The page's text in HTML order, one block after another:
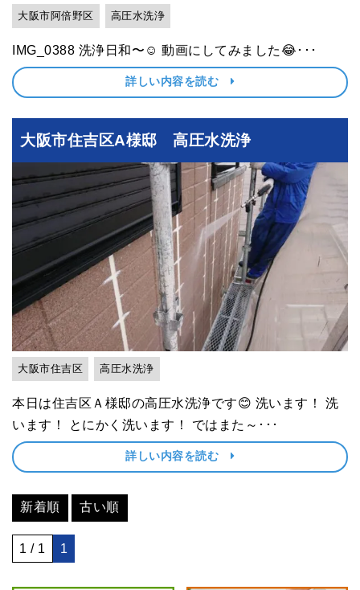
大阪市阿倍野区 高圧水洗浄
IMG_0388 洗浄日和〜☺️ 動画にしてみました😂･･･
詳しい内容を読む
大阪市住吉区A様邸 高圧水洗浄
大阪市住吉区 高圧水洗浄
本日は住吉区Ａ様邸の高圧水洗浄です😊 洗います！ 洗
います！ とにかく洗います！ ではまた～･･･
詳しい内容を読む
新着順 古い順
1 / 1 1